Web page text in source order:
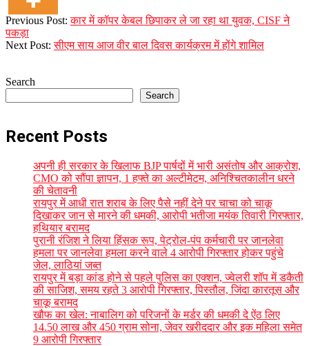
2023-
12-
26
Previous Post:कार में कॉपर केबल छिपाकर ले जा रहा था युवक, CISF ने
पकड़ा
Next Post:सीएम साय आज वीर बाल दिवस कार्यक्रम में होंगे शामिल
Search
Search
Recent Posts
अपनी ही सरकार के खिलाफ BJP पार्षदों में भारी असंतोष और आक्रोश,
CMO को सौंपा ज्ञापन, 1 हफ्ते का अल्टीमेटम, अनिश्चितकालीन धरने
की चेतावनी
रायपुर में आधी रात शराब के लिए पैसे नहीं देने पर चाचा को चाकू
दिखाकर जान से मारने की धमकी, आरोपी भतीजा मयंक तिवारी गिरफ्तार,
हथियार बरामद
पुरानी रंजिश ने लिया हिंसक रूप, पेट्रोल-पंप कर्मचारी पर जानलेवा
हमला पर जानलेवा हमला करने वाले 4 आरोपी गिरफ्तार होकर पहुंचे
जेल, लाठियां जब्त
रायपुर में बड़ा कांड होने से पहले पुलिस का एक्शन, ज्वेलरी शॉप में डकैती
की साजिश, समय रहते 3 आरोपी गिरफ्तार, पिस्तौल, जिंदा कारतूस और
चाकू बरामद
खौफ का खेल: नाबालिग को परिजनों के मर्डर की धमकी दे ऐंठ लिए
14.50 लाख और 450 ग्राम सोना, जेवर खरीददार और इक महिला समेत
9 आरोपी गिरफ्तार